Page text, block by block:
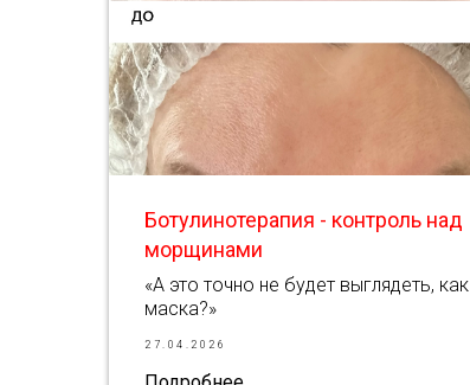
Ботулинотерапия - контроль над
морщинами
«А это точно не будет выглядеть, как
маска?»
27.04.2026